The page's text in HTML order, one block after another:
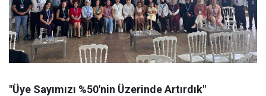
"Üye Sayımızı %50'nin Üzerinde Artırdık"